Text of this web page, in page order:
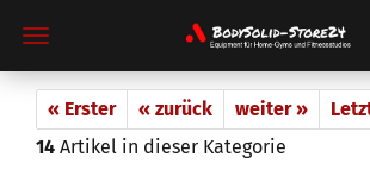
« Erster « zurück weiter »
14 Artikel in dieser Kategorie